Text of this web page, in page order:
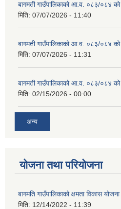
बागमती गाउँपालिकाको आ.व. ०८३/०८४ को
मिति: 07/07/2026 - 11:40
बागमती गाउँपालिकाको आ.व. ०८३/०८४ को
मिति: 07/07/2026 - 11:31
बागमती गाउँपालिकाको आ.व. ०८३/०८४ को
मिति: 02/15/2026 - 00:00
अन्य
योजना तथा परियोजना
बागमति गाउँपालिकाको क्षमता विकास योजना
मिति: 12/14/2022 - 11:39